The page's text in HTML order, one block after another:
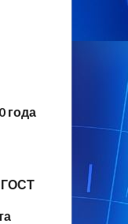
года
ГОСТ